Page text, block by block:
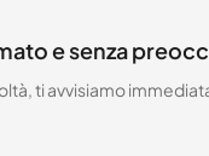
e senza
ti avvisiamo